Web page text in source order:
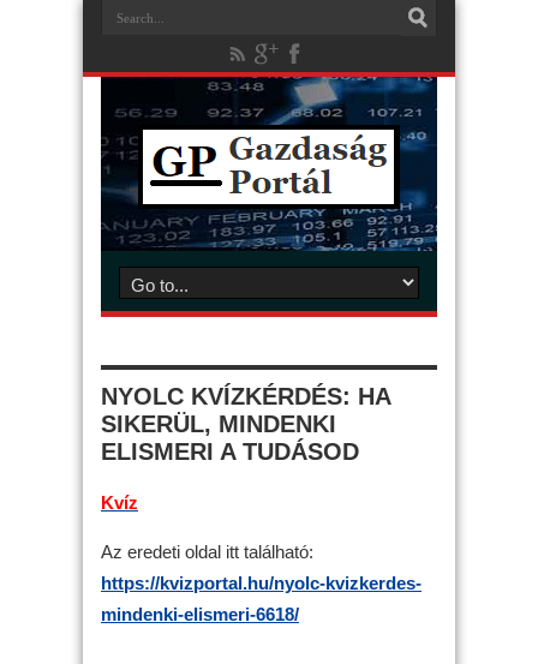
NYOLC KVÍZKÉRDÉS: HA
SIKERÜL, MINDENKI
ELISMERI A TUDÁSOD
Kvíz
Az eredeti oldal itt található:
https://kvizportal.hu/nyolc-kvizkerdes-
mindenki-elismeri-6618/